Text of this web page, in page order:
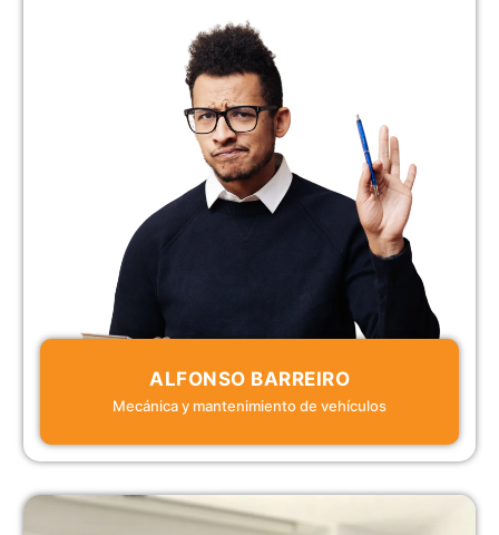
ALFONSO BARREIRO
Mecánica y mantenimiento de vehículos